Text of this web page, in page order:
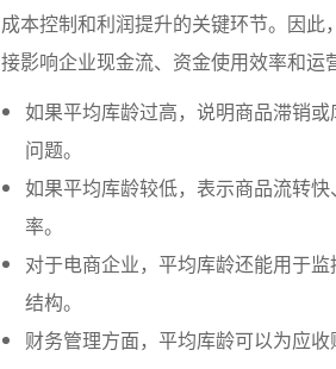
成本控制和利润提升的关键环节。因
接影响企业现金流、资金使用效率和运
如果平均库龄过高，说明商品滞销
问题。
如果平均库龄较低，表示商品流转
率。
对于电商企业，平均库龄还能用于
结构。
财务管理方面，平均库龄可以为应